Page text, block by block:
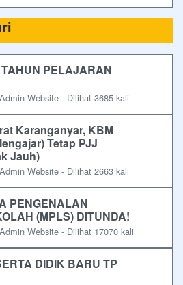
PELAJARAN
Website - Dilihat 3685 kali
Karanganyar, KBM
Tetap PJJ
Jauh)
Website - Dilihat 2663 kali
PENGENALAN
(MPLS) DITUNDA!
Website - Dilihat 17070 kali
DIDIK BARU TP